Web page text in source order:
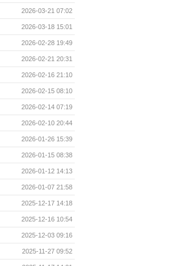
2026-03-21 07:02
2026-03-18 15:01
2026-02-28 19:49
2026-02-21 20:31
2026-02-16 21:10
2026-02-15 08:10
2026-02-14 07:19
2026-02-10 20:44
2026-01-26 15:39
2026-01-15 08:38
2026-01-12 14:13
2026-01-07 21:58
2025-12-17 14:18
2025-12-16 10:54
2025-12-03 09:16
2025-11-27 09:52